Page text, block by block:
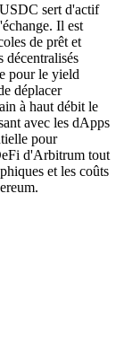
sert d'actif
Il est
de prêt et
décentralisés
pour le yield
déplacer
à haut débit le
avec les dApps
pour
d'Arbitrum tout
et les coûts